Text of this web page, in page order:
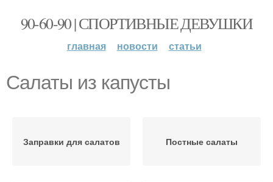
90-60-90 | СПОРТИВНЫЕ ДЕВУШКИ
главная новости статьи
Салаты из капусты
Заправки для салатов Постные салаты